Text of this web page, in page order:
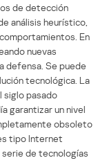
de detección
análisis heurístico,
En
nuevas
defensa. Se puede
tecnológica. La
siglo pasado
garantizar un nivel
obsoleto
tipo Internet
serie de tecnologías